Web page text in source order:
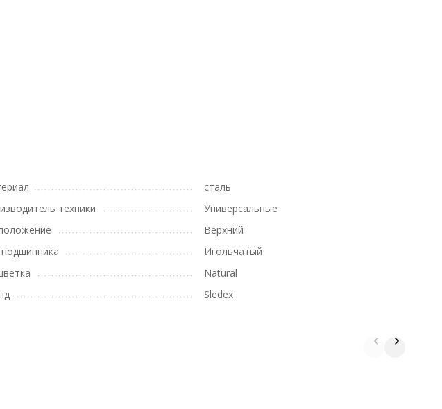
сталь
техники
Универсальные
Верхний
Игольчатый
Natural
Sledex